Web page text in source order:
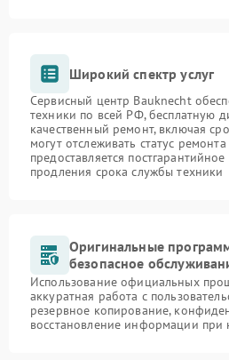
Широкий спектр услуг
Сервисный центр Bauknecht
техники по всей РФ, бесплатную
качественный ремонт, включая
могут отслеживать статус
предоставляется
продления срока службы техники
Оригинальные
безопасное
Использование официальных
аккуратная работа с
резервное копирование,
восстановление информации при